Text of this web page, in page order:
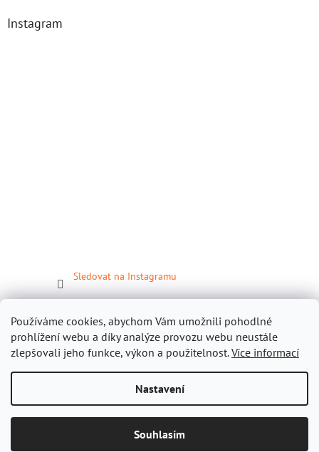
Používáme cookies, abychom Vám umožnili pohodlné
prohlížení webu a díky analýze provozu webu neustále
zlepšovali jeho funkce, výkon a použitelnost.Více informací
Nastavení
Souhlasím
Instagram
Sledovat na Instagramu
Facebook
Vytvořil Shoptet
Gastropomůcky.cz. Všechna práva vyhrazena.